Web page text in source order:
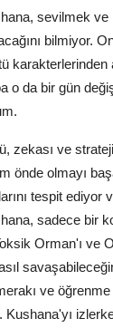
sevilmek ve
bilmiyor.
karakterlerinden
o da bir gün
zekası ve
önde olmayı
tespit ediyor
sadece bir
Orman'ı ve
ve
Kushana'yı